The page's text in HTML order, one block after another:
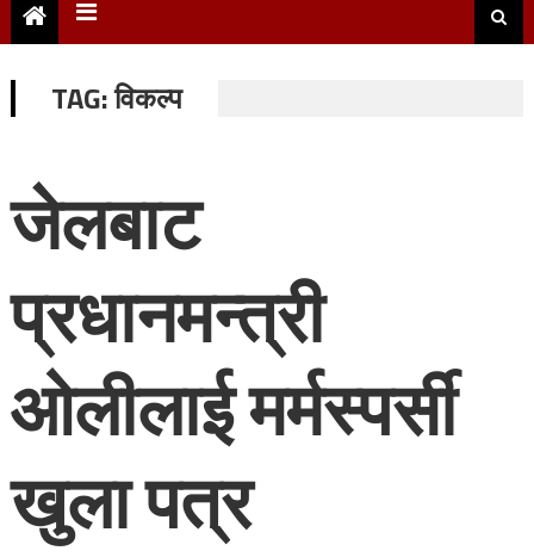
TAG:विकल्प
जेलबाट
प्रधानमन्त्री
ओलीलाई मर्मस्पर्सी
खुला पत्र